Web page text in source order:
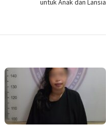
untuk Anak dan Lansia